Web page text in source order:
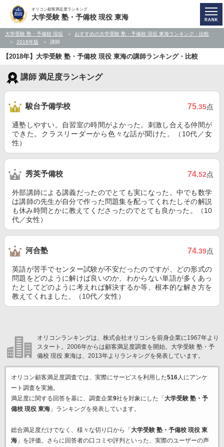
オリコン顧客満足度ランキング
大学受験 塾・予備校 現役 東海
大学受験 塾・予備校 現役
おすすめの大学受験 塾・予備校 現役 東海ランキング・比較
2018年版
講師
【2018年】大学受験 塾・予備校 現役 東海の講師ランキング・比較
講師 満足度ランキング
駿台予備学校 75.35点
通塾しやすい。自習室の時間がよかった。刺激し合える仲間が
できた。クラスリーダーから色々な話が聞けた。（10代／女
性）
秀英予備校 74.52点
外部講師による講義だったのでとても実になった。中でも数学
は講師の先生が自分で作った問題集を配ってくれたしその解説
も休み時間とかに教えてくださったのでとても良かった。（10
代／女性）
河合塾 74.39点
英語が苦手でセンター試験が不安だったのですが、どの形式の
問題をどのように解けば良いのか、わからない単語が多くあっ
たとしてどのように考えれば解決するか等、根本的な解き方を
教えてくれました。（10代／女性）
オリコンランキングは、株式会社オリコンを前身企業に1967年より
スタート。2006年からは顧客満足度調査を開始。大学受験 塾・予
備校 現役 東海は、2013年よりランキングを発表しています。
オリコン顧客満足度調査では、実際にサービスを利用した516人にアンケ
ート調査を実施。
満足度に関する回答を基に、調査企業9社を対象にした「 大学受験 塾・予
備校 現役 東海」ランキングを発表しています。
総合満足度だけでなく、様々な切り口から「 大学受験 塾・予備校 現役 東
海」を評価。さらに回答者の口コミや評判といった、実際のユーザーの声